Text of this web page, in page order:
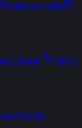
Çakışma Analizi
Piyasa
Teknik
Takvimi